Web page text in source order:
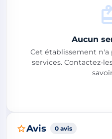
Aucun
Cet établissement n'a
services. Contactez-
Avis 0 avis